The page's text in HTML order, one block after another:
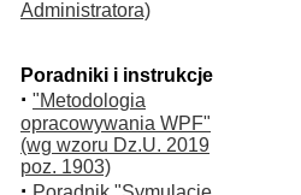
Administratora)
Poradniki i instrukcje
· "Metodologia
opracowywania WPF"
(wg wzoru Dz.U. 2019
poz. 1903)